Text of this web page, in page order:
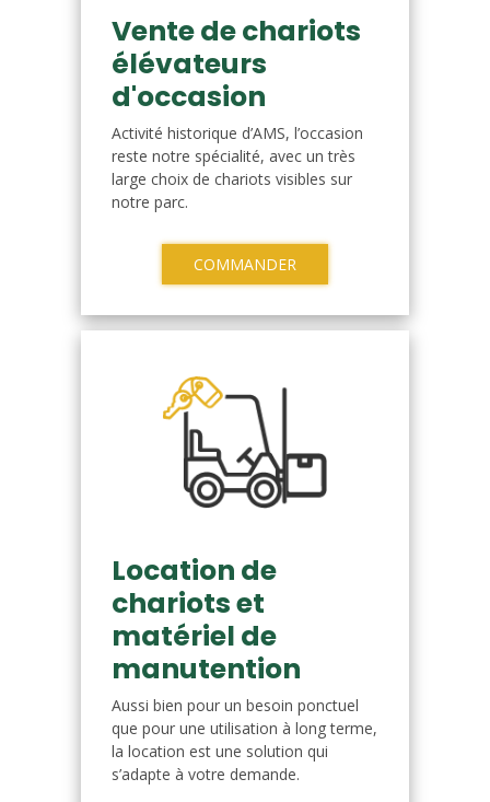
Vente de chariots
élévateurs
d'occasion
Activité historique d’AMS, l’occasion
reste notre spécialité, avec un très
large choix de chariots visibles sur
notre parc.
COMMANDER
Location de
chariots et
matériel de
manutention
Aussi bien pour un besoin ponctuel
que pour une utilisation à long terme,
la location est une solution qui
s’adapte à votre demande.